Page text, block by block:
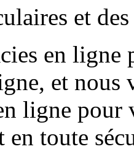
et
en ligne
et nous
ligne pour
en toute